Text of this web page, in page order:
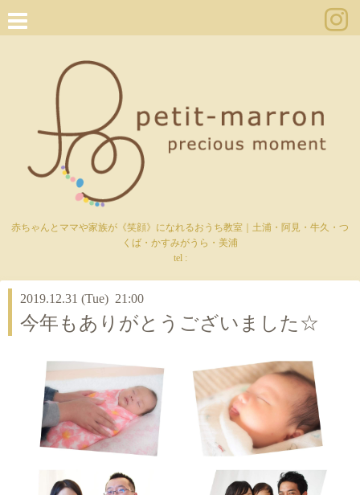
赤ちゃんとママや家族が《笑顔》になれるおうち教室｜土浦・阿見・牛久・つ
くば・かすみがうら・美浦
tel :
2019.12.31 (Tue) 21:00
今年もありがとうございました☆